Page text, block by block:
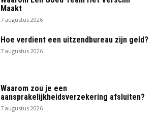
Maakt
7 augustus 2026
Hoe verdient een uitzendbureau zijn geld?
7 augustus 2026
Waarom zou je een
aansprakelijkheidsverzekering afsluiten?
7 augustus 2026